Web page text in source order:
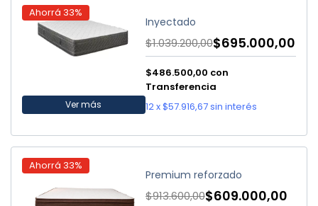
Ahorrá 33%
Ver más
Inyectado
$695.000,00
$1.039.200,00
$486.500,00 con
Transferencia
12x$57.916,67sin interés
Ahorrá 33%
Premium reforzado
$609.000,00
$913.600,00